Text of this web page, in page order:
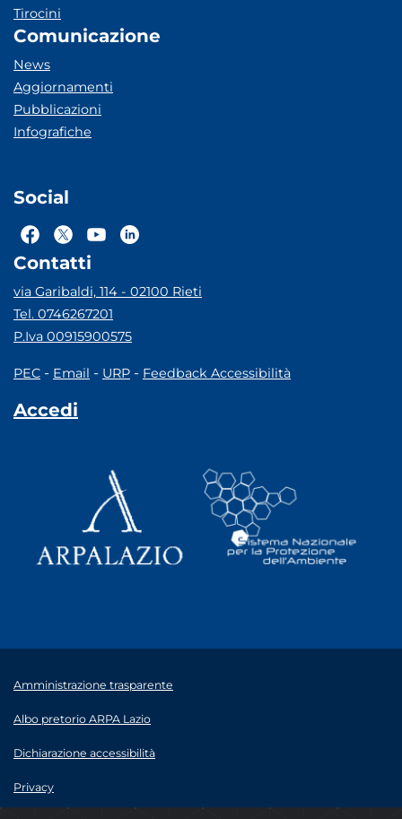
Tirocini
Comunicazione
News
Aggiornamenti
Pubblicazioni
Infografiche
Social
Contatti
via Garibaldi, 114 - 02100 Rieti
Tel. 0746267201
P.Iva 00915900575
PEC - Email - URP - Feedback Accessibilità
Accedi
Amministrazione trasparente
Albo pretorio ARPA Lazio
Dichiarazione accessibilità
Privacy